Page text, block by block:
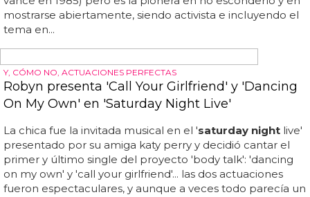
Lindsay Lohan presentará 'Saturday Night Live'
el 3 de marzo
trabajado en una morgue y con el rumor de una nueva
sesión para 'playboy', aparecerá como presentadora en
unas semanas en ' saturday nightlive'... el artista invitado
será más soso, jack white, pero nos da bastante igual, la
verdadera protagonista ha de ser lindsay... ¿crees que lo
hará bien, teniendo en cuenta lo exigente que es el
programa, totalmente en directo? ¡qué ganas!... podría
parecer que la artista disney está en su peor momento
profesional, pero nos encanta que decida sorprendernos